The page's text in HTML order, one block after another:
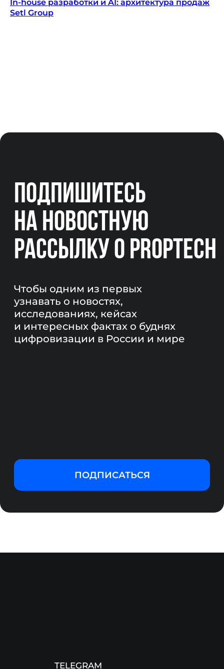
In-house разработки и AI: архитектура продаж
Setl Group